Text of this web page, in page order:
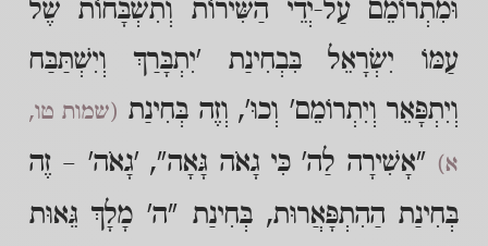
וּמִתְרוֹמֵם עַל-יְדֵי הַשִּׁירוֹת וְתִשְׁבָּחוֹת שֶׁל
עַמּוֹ יִשְׂרָאֵל בִּבְחִינַת 'יִתְבָּרַךְ וְיִשְׁתַּבַּח
וְיִתְפָּאֵר וְיִתְרוֹמֵם' וְכוּ', וְזֶה בְּחִינַת (שמות טו,
א) "אָשִׁירָה לַה' כִּי גָאֹה גָּאָה", 'גָאֹה' – זֶה
בְּחִינַת הַהִתְפָּאֲרוּת, בְּחִינַת "ה' מָלָךְ גֵּאוּת